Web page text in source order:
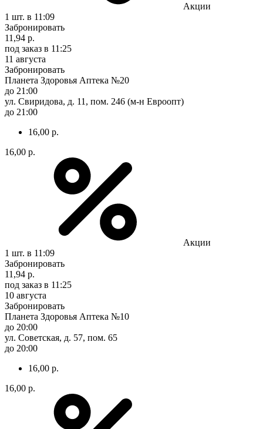
Акции
1 шт. в 11:09
Забронировать
11,94 р.
под заказ в 11:25
11 августа
Забронировать
Планета Здоровья Аптека №20
до 21:00
ул. Свиридова, д. 11, пом. 246 (м-н Евроопт)
до 21:00
16,00 р.
16,00 р.
Акции
1 шт. в 11:09
Забронировать
11,94 р.
под заказ в 11:25
10 августа
Забронировать
Планета Здоровья Аптека №10
до 20:00
ул. Советская, д. 57, пом. 65
до 20:00
16,00 р.
16,00 р.